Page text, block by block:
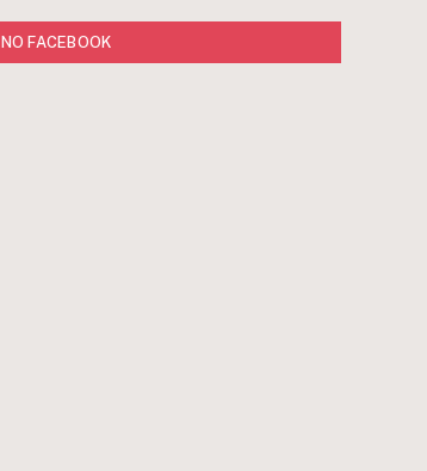
FACEBOOK